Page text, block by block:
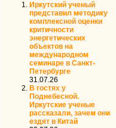
Иркутский ученый
представил методику
комплексной оценки
критичности
энергетических
объектов на
международном
семинаре в Санкт-
Петербурге
31.07.26
В гостях у
Поднебесной.
Иркутские ученые
рассказали, зачем они
ездят в Китай